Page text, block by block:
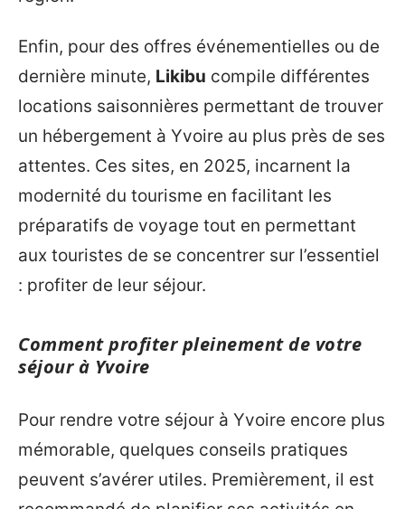
Enfin, pour des offres événementielles ou de
dernière minute, Likibu compile différentes
locations saisonnières permettant de trouver
un hébergement à Yvoire au plus près de ses
attentes. Ces sites, en 2025, incarnent la
modernité du tourisme en facilitant les
préparatifs de voyage tout en permettant
aux touristes de se concentrer sur l’essentiel
: profiter de leur séjour.
Comment profiter pleinement de votre
séjour à Yvoire
Pour rendre votre séjour à Yvoire encore plus
mémorable, quelques conseils pratiques
peuvent s’avérer utiles. Premièrement, il est